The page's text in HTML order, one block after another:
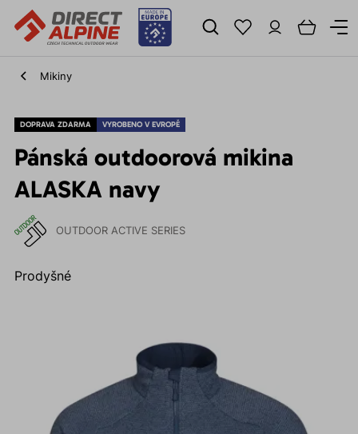
Mikiny
DOPRAVA ZDARMA VYROBENO V EVROPĚ
Pánská outdoorová mikina
ALASKA navy
OUTDOOR ACTIVE SERIES
Prodyšné